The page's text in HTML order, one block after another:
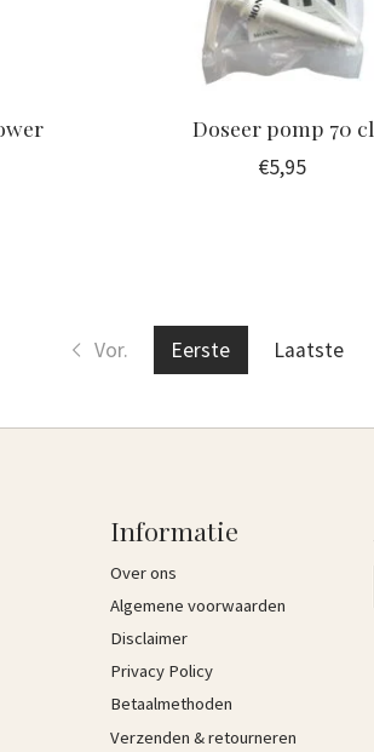
Doseer pomp 70 cl
€5,95
Vor. Eerste Laatste
Informatie
Over ons
Algemene voorwaarden
Disclaimer
Privacy Policy
Betaalmethoden
Verzenden & retourneren